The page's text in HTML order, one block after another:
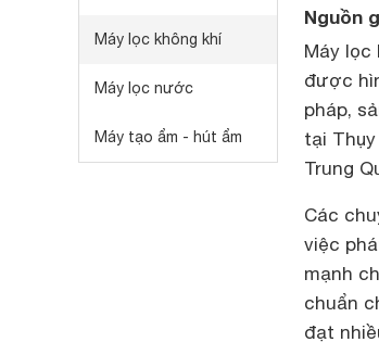
Máy lọc không khí
Máy lọc nước
Máy tạo ẩm - hút ẩm
Nguồn
Máy lọc
được
pháp,
tại
Trung
Các
việc
mạnh
chuẩn
đạt